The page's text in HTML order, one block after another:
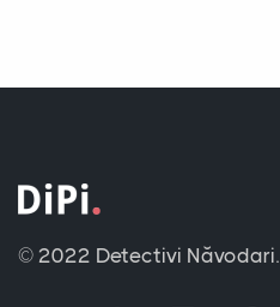
© 2022 Detectivi Năvodari.